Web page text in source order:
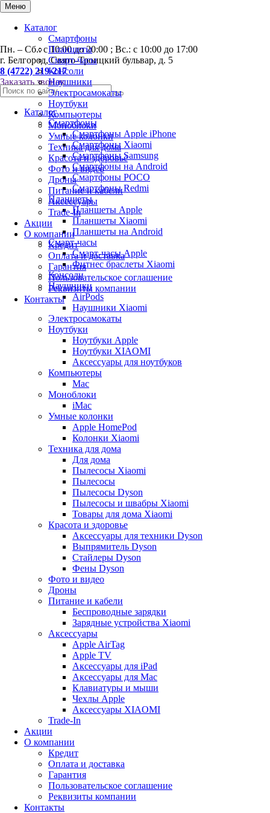
Меню
Каталог
Смартфоны
Планшеты
Смарт-часы
Консоли
Наушники
Электросамокаты
Ноутбуки
Компьютеры
Моноблоки
Умные колонки
Техника для дома
Красота и здоровье
Фото и видео
Дроны
Питание и кабели
Аксессуары
Trade-In
Акции
О компании
Кредит
Оплата и доставка
Гарантия
Пользовательское соглашение
Реквизиты компании
Контакты
0
Пн. – Сб.: с 10:00 до 20:00 ; Вс.: с 10:00 до 17:00
г. Белгород, Свято-Троицкий бульвар, д. 5
8 (4722) 219-217
Заказать звонок
Каталог
Смартфоны
Смартфоны Apple iPhone
Смартфоны Хiaomi
Смартфоны Samsung
Смартфоны на Android
Смартфоны POCO
Смартфоны Redmi
Планшеты
Планшеты Apple
Планшеты Xiaomi
Планшеты на Android
Смарт-часы
Смарт-часы Apple
Фитнес браслеты Xiaomi
Консоли
Наушники
AirPods
Наушники Xiaomi
Электросамокаты
Ноутбуки
Ноутбуки Apple
Ноутбуки XIAOMI
Аксессуары для ноутбуков
Компьютеры
Mac
Моноблоки
iMac
Умные колонки
Apple HomePod
Колонки Xiaomi
Техника для дома
Для дома
Пылесосы Xiaomi
Пылесосы
Пылесосы Dyson
Пылесосы и швабры Xiaomi
Товары для дома Xiaomi
Красота и здоровье
Аксессуары для техники Dyson
Выпрямитель Dyson
Стайлеры Dyson
Фены Dyson
Фото и видео
Дроны
Питание и кабели
Беспроводные зарядки
Зарядные устройства Xiaomi
Аксессуары
Apple AirTag
Apple TV
Аксессуары для iPad
Аксессуары для Mac
Клавиатуры и мыши
Чехлы Apple
Аксессуары XIAOMI
Trade-In
Акции
О компании
Кредит
Оплата и доставка
Гарантия
Пользовательское соглашение
Реквизиты компании
Контакты